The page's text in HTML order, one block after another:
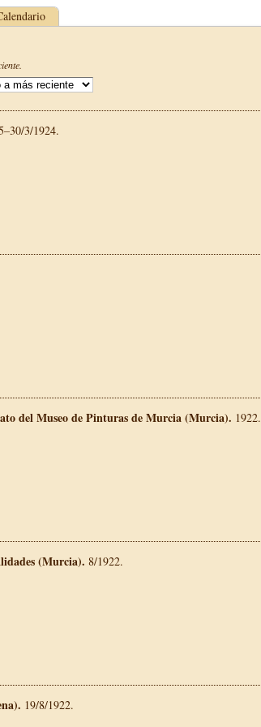
3/1924.
del Museo de Pinturas de Murcia (Murcia). 1922.
(Murcia). 8/1922.
19/8/1922.